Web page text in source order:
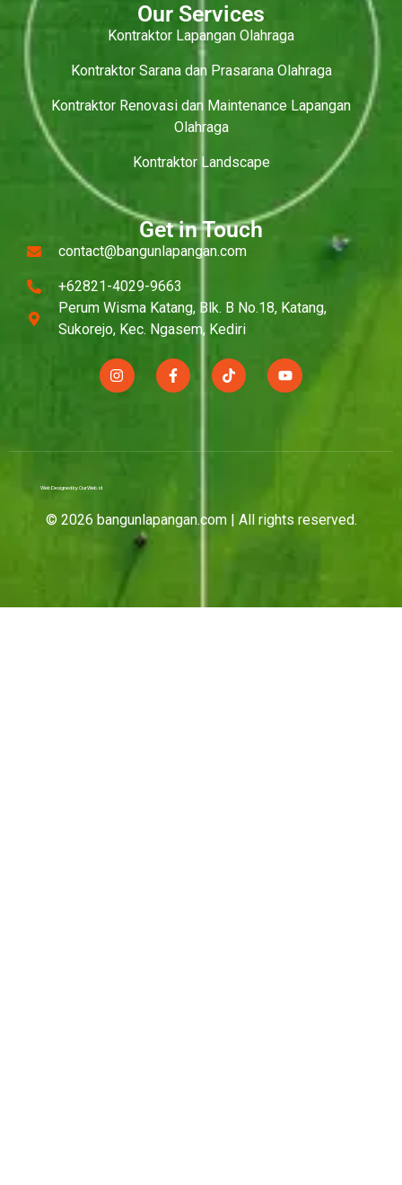
Our Services
Kontraktor Lapangan Olahraga
Kontraktor Sarana dan Prasarana Olahraga
Kontraktor Renovasi dan Maintenance Lapangan
Olahraga
Kontraktor Landscape
Get in Touch
contact@bangunlapangan.com
+62821-4029-9663
Perum Wisma Katang, Blk. B No.18, Katang,
Sukorejo, Kec. Ngasem, Kediri
Web Designed by OurWeb.id
© 2026 bangunlapangan.com | All rights reserved.